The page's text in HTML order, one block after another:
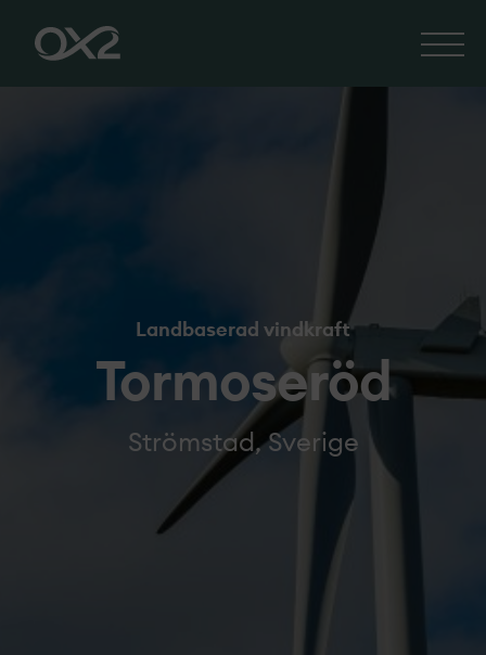
Landbaserad vindkraft
Tormoseröd
Strömstad, Sverige